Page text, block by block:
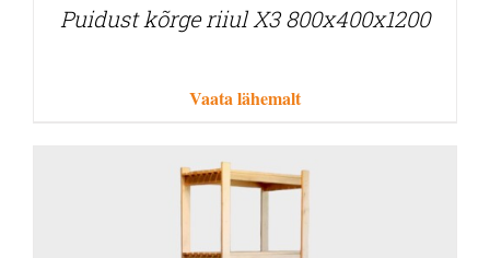
Puidust kõrge riiul X3 800x400x1200
Vaata lähemalt